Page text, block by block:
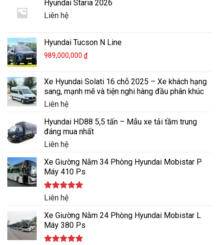
Hyundai Staria 2026
Liên hệ
Hyundai Tucson N Line
989,000,000 ₫
Xe Hyundai Solati 16 chỗ 2025 – Xe khách hạng
sang, mạnh mẽ và tiện nghi hàng đầu phân khúc
Liên hệ
Hyundai HD88 5,5 tấn – Mẫu xe tải tầm trung
đáng mua nhất
Liên hệ
Xe Giường Nằm 34 Phòng Hyundai Mobistar P
Máy 410 Ps
Được xếp
5.00
5 sao
Liên hệ
Xe Giường Nằm 24 Phòng Hyundai Mobistar L
Máy 380 Ps